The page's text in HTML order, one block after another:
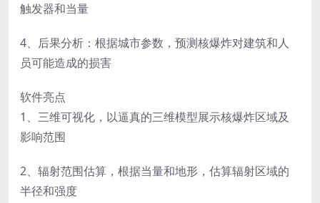
触发器和当量
4、后果分析：根据城市参数，预测核爆炸对建筑和人
员可能造成的损害
软件亮点
1、三维可视化，以逼真的三维模型展示核爆炸区域及
影响范围
2、辐射范围估算，根据当量和地形，估算辐射区域的
半径和强度